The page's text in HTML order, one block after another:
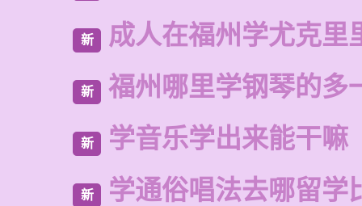
新 成人在福州学尤克里
新 福州哪里学钢琴的多
新 学音乐学出来能干嘛
新 学通俗唱法去哪留学